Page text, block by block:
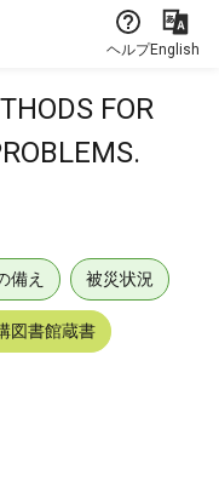
ヘルプEnglish
FOR
備え 被災状況
図書館蔵書